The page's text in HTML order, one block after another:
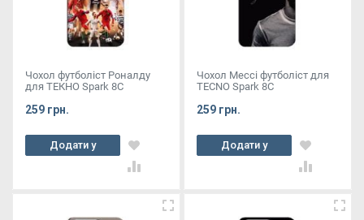
Чохол футболіст Роналду
для ТЕКНО Spark 8C
259 грн.
Додати у
кошик
Чохол Мессі футболіст для
TECNO Spark 8C
259 грн.
Додати у
кошик